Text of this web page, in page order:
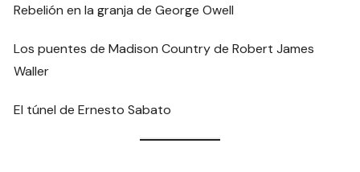
Rebelión en la granja de George Owell
Los puentes de Madison Country de Robert James
Waller
El túnel de Ernesto Sabato